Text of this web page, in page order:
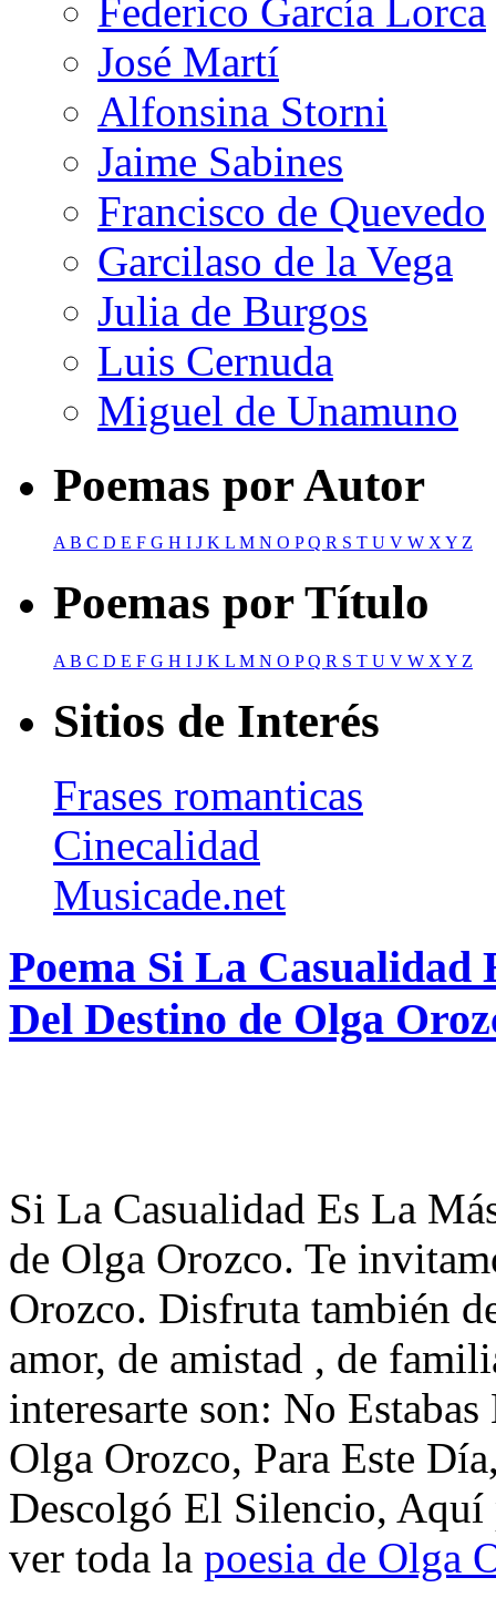
Federico García Lorca
José Martí
Alfonsina Storni
Jaime Sabines
Francisco de Quevedo
Garcilaso de la Vega
Julia de Burgos
Luis Cernuda
Miguel de Unamuno
Poemas por Autor
AB C D E F G H I J K L M N O PQ R S T U V W XY Z
Poemas por Título
A B C D E F G H I J K L M N O PQ R S T U V W X Y Z
Sitios de Interés
Frases romanticas
Cinecalidad
Musicade.net
Poema Si La Casualidad
Del Destino de Olga
Si La Casualidad Es La
de Olga Orozco. Te
Orozco. Disfruta también
amor, de amistad , de
interesarte son: No
Olga Orozco, Para Este
Descolgó El Silencio, Aquí
ver toda la poesia de Olga